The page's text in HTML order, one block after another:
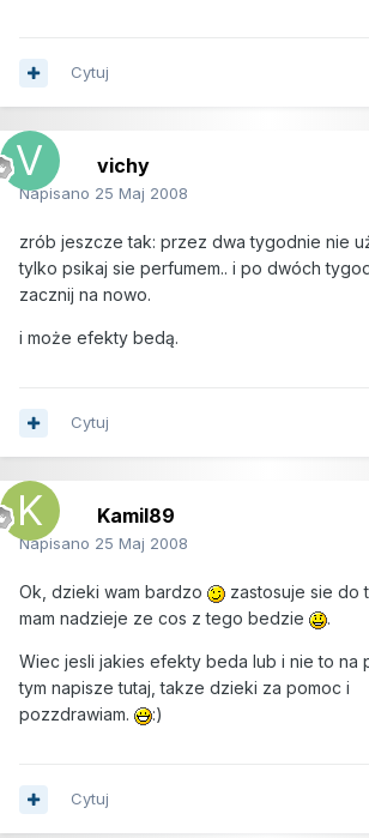
Cytuj
vichy
Napisano 25 Maj 2008
zrób jeszcze tak: przez dwa tygodnie nie
tylko psikaj sie perfumem.. i po dwóch
zacznij na nowo.
i może efekty bedą.
Cytuj
Kamil89
Napisano 25 Maj 2008
Ok, dzieki wam bardzo
zastosuje sie do
mam nadzieje ze cos z tego bedzie
.
Wiec jesli jakies efekty beda lub i nie to na
tym napisze tutaj, takze dzieki za pomoc i
pozzdrawiam.
:)
Cytuj